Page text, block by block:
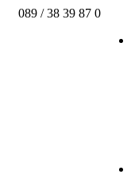
089 / 38 39 87 0